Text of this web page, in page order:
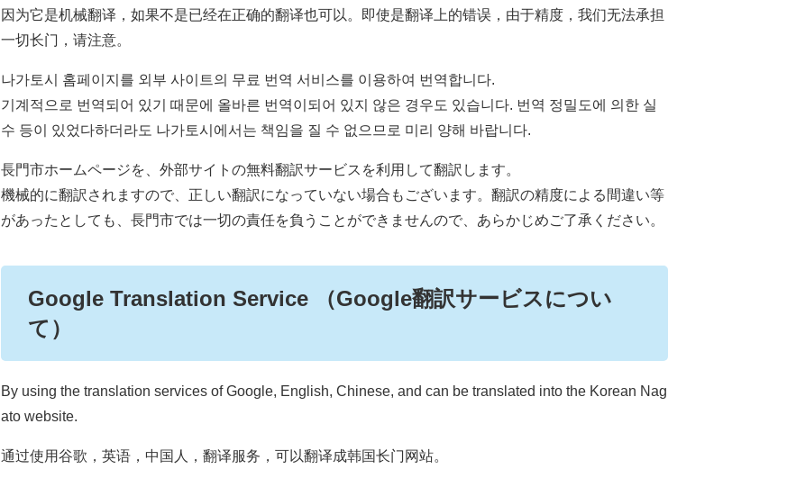
因为它是机械翻译，如果不是已经在正确的翻译也可以。即使是翻译上的错误，由于精度，我们无法承担
一切长门，请注意。
나가토시 홈페이지를 외부 사이트의 무료 번역 서비스를 이용하여 번역합니다.
기계적으로 번역되어 있기 때문에 올바른 번역이되어 있지 않은 경우도 있습니다. 번역 정밀도에 의한 실
수 등이 있었다하더라도 나가토시에서는 책임을 질 수 없으므로 미리 양해 바랍니다.
長門市ホームページを、外部サイトの無料翻訳サービスを利用して翻訳します。
機械的に翻訳されますので、正しい翻訳になっていない場合もございます。翻訳の精度による間違い等
があったとしても、長門市では一切の責任を負うことができませんので、あらかじめご了承ください。
Google Translation Service （Google翻訳サービスについ
て）
By using the translation services of Google, English, Chinese, and can be translated into the Korean Nag
ato website.
通过使用谷歌，英语，中国人，翻译服务，可以翻译成韩国长门网站。